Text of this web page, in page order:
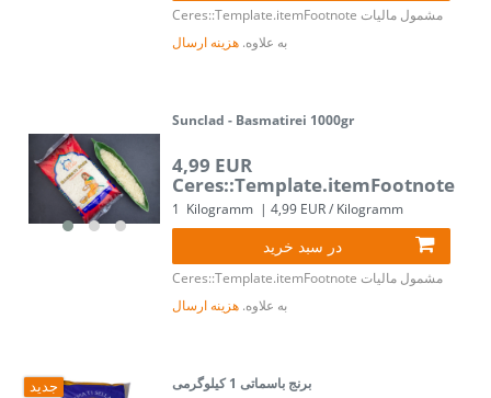
Ceres::Template.itemFootnote مشمول مالیات
به علاوه. هزینه ارسال
Sunclad - Basmatirei 1000gr
4,99 EUR
Ceres::Template.itemFootnote
1 Kilogramm | 4,99 EUR / Kilogramm
در سبد خرید
Ceres::Template.itemFootnote مشمول مالیات
به علاوه. هزینه ارسال
جدید برنج باسماتی 1 کیلوگرمی